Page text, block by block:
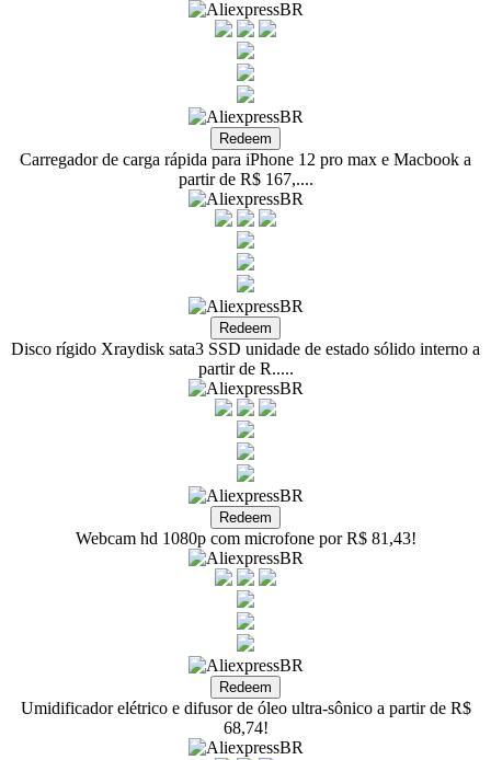
Carregador de carga rápida para iPhone 12 pro max e Macbook a
partir de R$ 167,....
Disco rígido Xraydisk sata3 SSD unidade de estado sólido interno a
partir de R.....
Webcam hd 1080p com microfone por R$ 81,43!
Umidificador elétrico e difusor de óleo ultra-sônico a partir de R$
68,74!